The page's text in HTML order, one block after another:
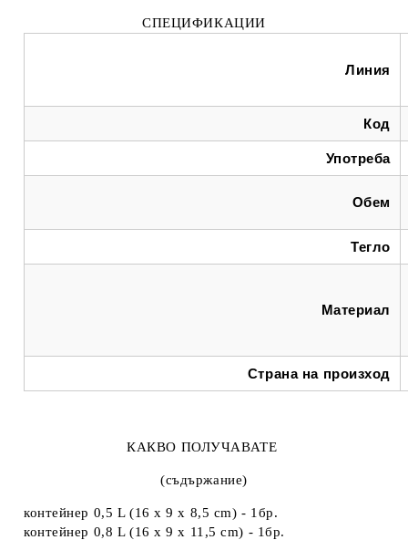
СПЕЦИФИКАЦИИ
Линия
Код
Употреба
Обем
Тегло
Материал
Страна на произход
КАКВО ПОЛУЧАВАТЕ
(съдържание)
контейнер 0,5 L (16 х 9 х 8,5 cm) - 1бр.
контейнер 0,8 L (16 х 9 х 11,5 cm) - 1бр.